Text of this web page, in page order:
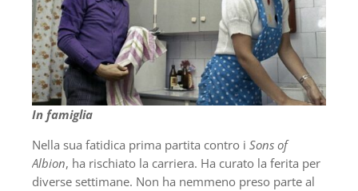
In famiglia
Nella sua fatidica prima partita contro i Sons of
Albion, ha rischiato la carriera. Ha curato la ferita per
diverse settimane. Non ha nemmeno preso parte al